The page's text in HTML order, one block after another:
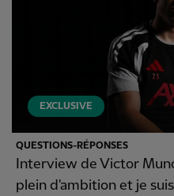
EXCLUSIVE
QUESTIONS-RÉPONSES
Interview de Victor
plein d'ambition et je